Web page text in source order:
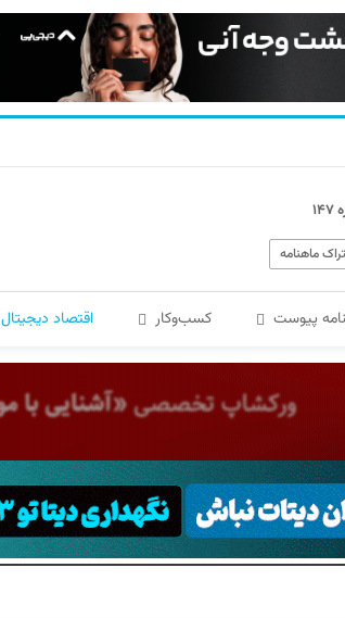
ماهنامه
پیوست کسب‌و‌کار اقتصاد دیجیتال